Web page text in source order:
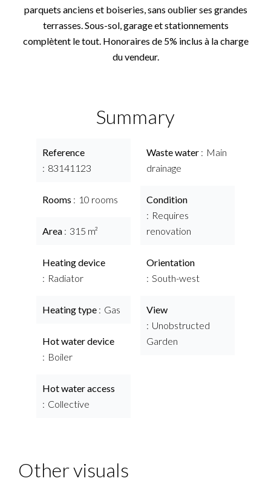
parquets anciens et boiseries, sans oublier ses grandes
terrasses. Sous-sol, garage et stationnements
complètent le tout. Honoraires de 5% inclus à la charge
du vendeur.
Summary
Reference
83141123
Rooms 10 rooms
Area 315 m²
Heating device
Radiator
Heating type Gas
Hot water device
Boiler
Hot water access
Collective
Waste water
Main
drainage
Condition
Requires
renovation
Orientation
South-west
View
Unobstructed
Garden
Other visuals